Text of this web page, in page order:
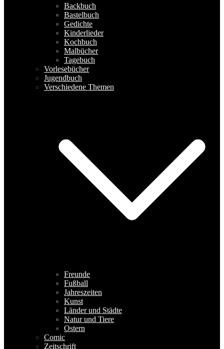
Backbuch
Bastelbuch
Gedichte
Kinderlieder
Kochbuch
Malbücher
Tagebuch
Vorlesebücher
Jugendbuch
Verschiedene Themen
Freunde
Fußball
Jahreszeiten
Kunst
Länder und Städte
Natur und Tiere
Ostern
Comic
Zeitschrift